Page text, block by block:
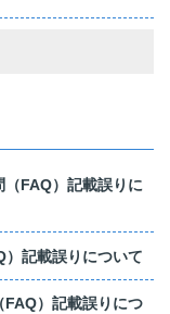
（FAQ）記載誤りに
）記載誤りについて
FAQ）記載誤りにつ